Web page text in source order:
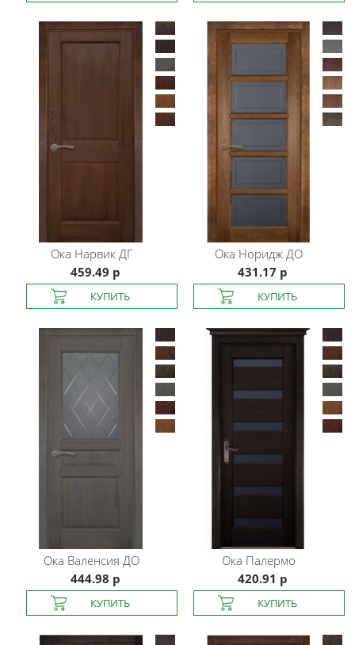
Ока Нарвик ДГ
459.49 р
Ока Норидж ДО
431.17 р
Ока Валенсия ДО
444.98 р
Ока Палермо
420.91 р